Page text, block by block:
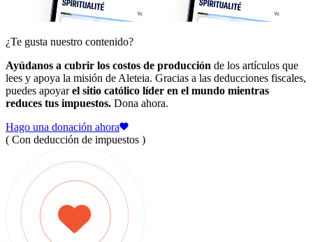
¿Te gusta nuestro contenido?
Ayúdanos a cubrir los costos de producción de los artículos que
lees y apoya la misión de Aleteia. Gracias a las deducciones fiscales,
puedes apoyarel sitio católico líder en el mundo mientras
reduces tus impuestos. Dona ahora.
Hago una donación ahora
( Con deducción de impuestos )